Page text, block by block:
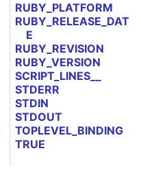
RUBY_PLATFORM
RUBY_RELEASE_DAT
E
RUBY_REVISION
RUBY_VERSION
SCRIPT_LINES__
STDERR
STDIN
STDOUT
TOPLEVEL_BINDING
TRUE